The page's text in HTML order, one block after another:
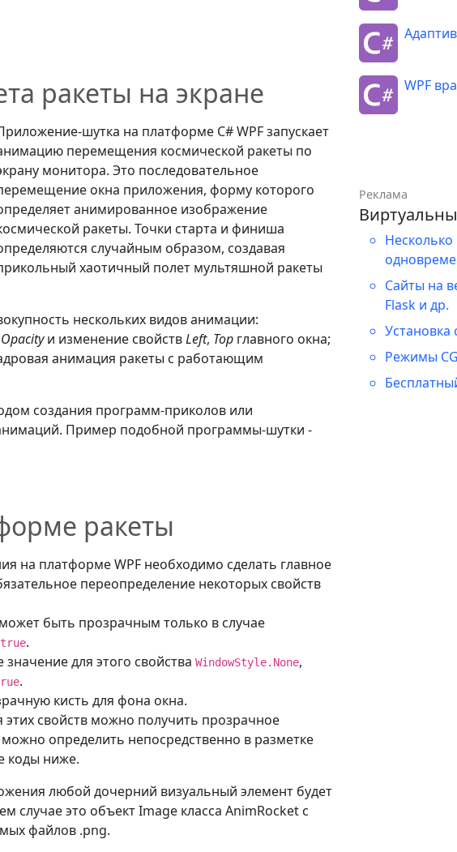
ракеты на экране
шутка на платформе C# WPF запускает
перемещения космической ракеты по
монитора. Это последовательное
окна приложения, форму которого
анимированное изображение
ракеты. Точки старта и финиша
случайным образом, создавая
хаотичный полет мультяшной ракеты
нескольких видов анимации:
Opacityи изменение свойствLeft, Top главного окна;
анимация ракеты с работающим
создания программ-приколов или
Пример подобной программы-шутки -
ракеты
на платформе WPF необходимо сделать главное
переопределение некоторых свойств
быть прозрачным только в случае
true.
для этого свойства WindowStyle.None,
.
кисть для фона окна.
свойств можно получить прозрачное
определить непосредственно в разметке
коды ниже.
любой дочерний визуальный элемент будет
случае это объект Image класса AnimRocket с
файлов .png.
WPF
Реклама
Сайты на
Flask и др.
Установка
Режимы